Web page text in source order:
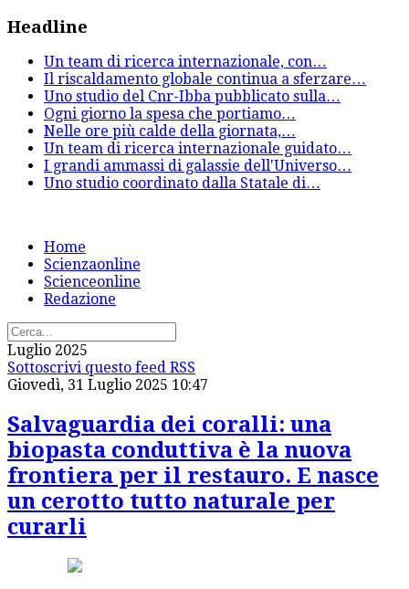
Headline
Un team di ricerca internazionale, con…
Il riscaldamento globale continua a sferzare…
Uno studio del Cnr-Ibba pubblicato sulla…
Ogni giorno la spesa che portiamo…
Nelle ore più calde della giornata,…
Un team di ricerca internazionale guidato…
I grandi ammassi di galassie dell'Universo…
Uno studio coordinato dalla Statale di…
Home
Scienzaonline
Scienceonline
Redazione
Luglio 2025
Sottoscrivi questo feed RSS
Giovedì, 31 Luglio 2025 10:47
Salvaguardia dei coralli: una
biopasta conduttiva è la nuova
frontiera per il restauro. E nasce
un cerotto tutto naturale per
curarli